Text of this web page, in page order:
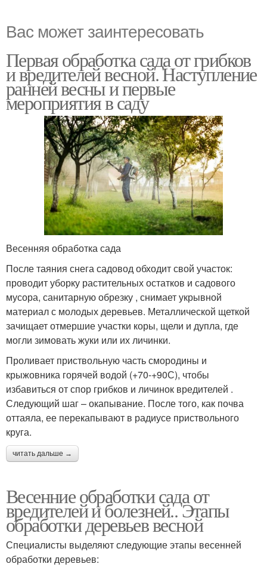
Вас может заинтересовать
Первая обработка сада от грибков
и вредителей весной. Наступление
ранней весны и первые
мероприятия в саду
Весенняя обработка сада
После таяния снега садовод обходит свой участок:
проводит уборку растительных остатков и садового
мусора, санитарную обрезку , снимает укрывной
материал с молодых деревьев. Металлической щеткой
зачищает отмершие участки коры, щели и дупла, где
могли зимовать жуки или их личинки.
Проливает приствольную часть смородины и
крыжовника горячей водой (+70-+90С), чтобы
избавиться от спор грибков и личинок вредителей .
Следующий шаг – окапывание. После того, как почва
оттаяла, ее перекапывают в радиусе приствольного
круга.
читать дальше →
Весенние обработки сада от
вредителей и болезней.. Этапы
обработки деревьев весной
Специалисты выделяют следующие этапы весенней
обработки деревьев: